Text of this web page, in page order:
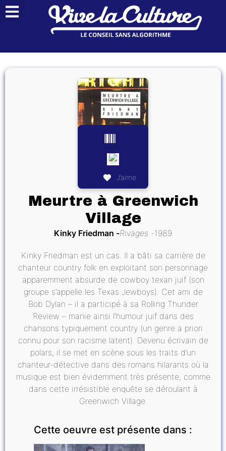
J’aime
Meurtre à Greenwich
Village
Kinky Friedman Rivages 1989
Kinky Friedman est un cas. Il a bâti sa carrière de
chanteur country folk en exploitant son personnage
apparemment absurde de cowboy texan juif (son
groupe s’appelle les Texas Jewboys). Cet ami de
Bob Dylan – il a participé à sa Rolling Thunder
Review – manie ainsi l’humour juif dans des
chansons typiquement country (un genre a priori
connu pour son racisme latent). Devenu écrivain de
polars, il se met en scène sous les traits d’un
chanteur-détective dans des romans hilarants où la
musique est bien évidemment très présente, comme
dans cette irrésistible enquête se déroulant à
Greenwich Village.
Cette oeuvre est présente dans :